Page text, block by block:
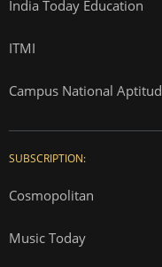
India Today Education
ITMI
Campus National
SUBSCRIPTION:
Cosmopolitan
Music Today